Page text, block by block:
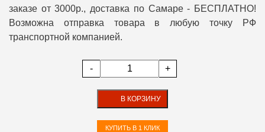
заказе от 3000р., доставка по Самаре - БЕСПЛАТНО!
Возможна отправка товара в любую точку РФ
транспортной компанией.
- +
В КОРЗИНУ
КУПИТЬ В 1 КЛИК